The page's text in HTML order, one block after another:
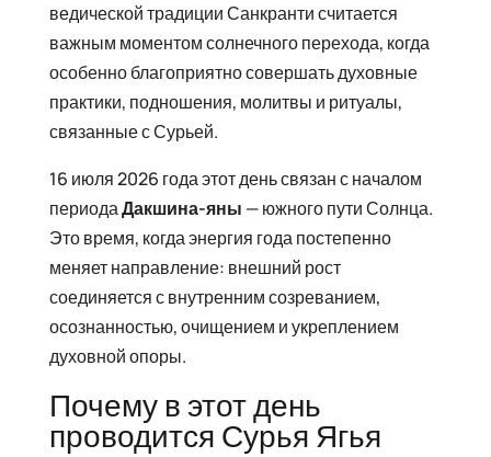
ведической традиции Санкранти считается
важным моментом солнечного перехода, когда
особенно благоприятно совершать духовные
практики, подношения, молитвы и ритуалы,
связанные с Сурьей.
16 июля 2026 года этот день связан с началом
периодаДакшина-яны — южного пути Солнца.
Это время, когда энергия года постепенно
меняет направление: внешний рост
соединяется с внутренним созреванием,
осознанностью, очищением и укреплением
духовной опоры.
Почему в этот день
проводится Сурья Ягья